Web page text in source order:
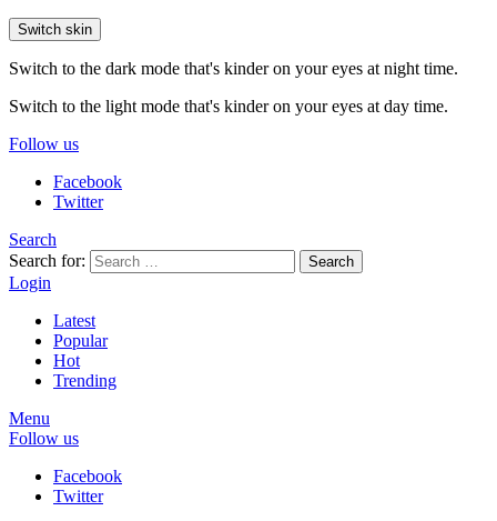
Switch skin
Switch to the dark mode that's kinder on your eyes at night time.
Switch to the light mode that's kinder on your eyes at day time.
Follow us
Facebook
Twitter
Search
Search for:
Search
Login
Latest
Popular
Hot
Trending
Menu
Follow us
Facebook
Twitter